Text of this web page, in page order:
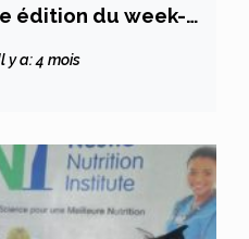
édition du week-
y a: 4 mois